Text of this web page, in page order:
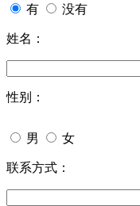
有 没有
姓名：
性别：
男 女
联系方式：